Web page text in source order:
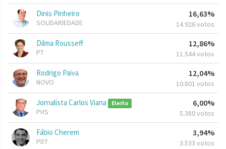
Dinis Pinheiro
SOLIDARIEDADE
16,63%
14.926 votos
Dilma Rousseff
PT
12,86%
11.544 votos
Rodrigo Paiva
NOVO
12,04%
10.801 votos
Jornalista Carlos Viana Eleito
PHS
6,00%
5.380 votos
Fábio Cherem
PDT
3,94%
3.533 votos